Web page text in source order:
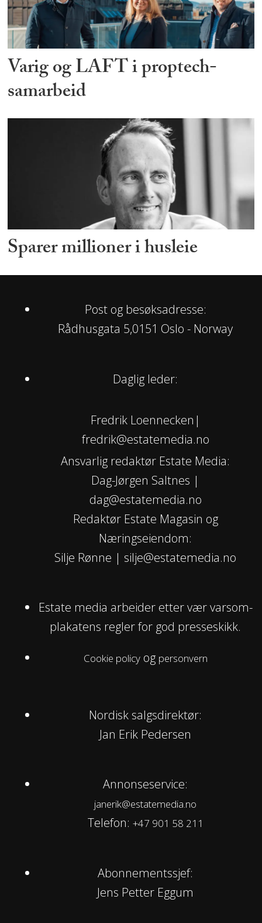
Varig og LAFT i proptech-
samarbeid
Sparer millioner i husleie
Post og besøksadresse:
Rådhusgata 5,0151 Oslo - Norway
Daglig leder:
Fredrik Loennecken|
fredrik@estatemedia.no
Ansvarlig redaktør Estate Media:
Dag-Jørgen Saltnes |
dag@estatemedia.no
Redaktør Estate Magasin og
Næringseiendom:
Silje Rønne | silje@estatemedia.no
Estate media arbeider etter vær varsom-
plakatens regler for god presseskikk.
Cookie policyog personvern
Nordisk salgsdirektør:
Jan Erik Pedersen
Annonseservice:
janerik@estatemedia.no
Telefon: +47 901 58 211
Abonnementssjef:
Jens Petter Eggum